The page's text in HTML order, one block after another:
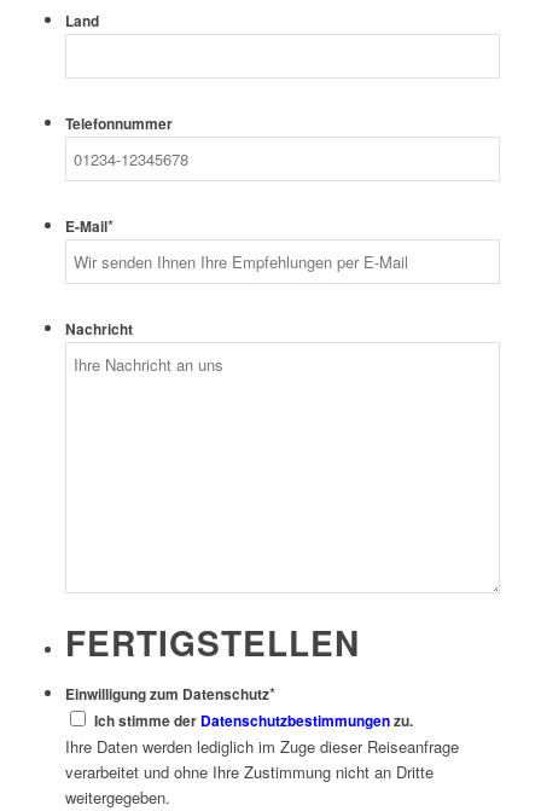
Land
Telefonnummer
E-Mail*
Nachricht
FERTIGSTELLEN
Einwilligung zum Datenschutz*
Ich stimme der Datenschutzbestimmungenzu.
Ihre Daten werden lediglich im Zuge dieser Reiseanfrage
verarbeitet und ohne Ihre Zustimmung nicht an Dritte
weitergegeben.